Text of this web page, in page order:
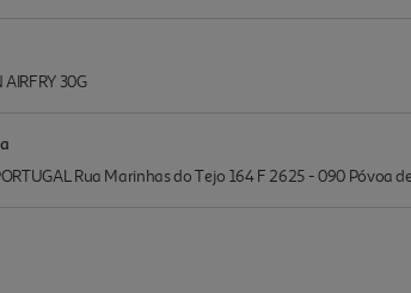
30G
Rua Marinhas do Tejo 164 F 2625 - 090 Póvoa